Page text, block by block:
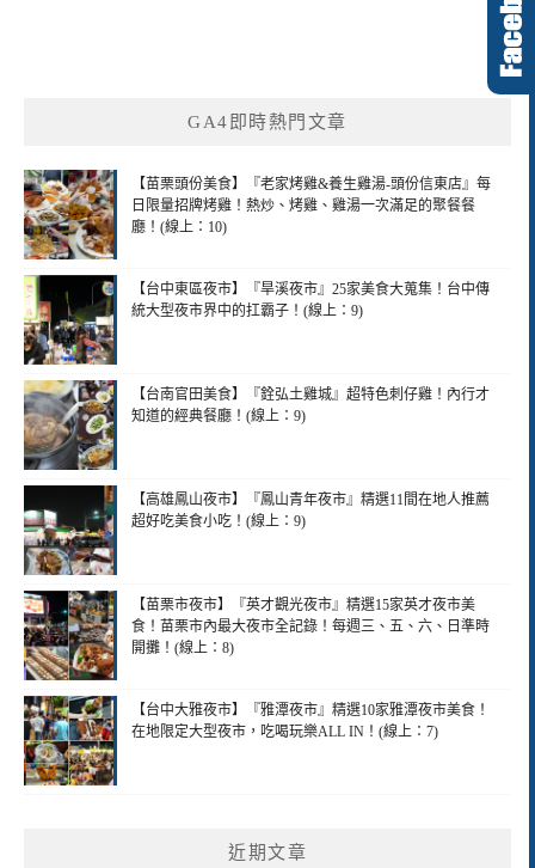
GA4即時熱門文章
【苗栗頭份美食】『老家烤雞&養生雞湯-頭份信東店』每
日限量招牌烤雞！熱炒、烤雞、雞湯一次滿足的聚餐餐
廳！(線上：10)
【台中東區夜市】『旱溪夜市』25家美食大蒐集！台中傳
統大型夜市界中的扛霸子！(線上：9)
【台南官田美食】『銓弘土雞城』超特色刺仔雞！內行才
知道的經典餐廳！(線上：9)
【高雄鳳山夜市】『鳳山青年夜市』精選11間在地人推薦
超好吃美食小吃！(線上：9)
【苗栗市夜市】『英才觀光夜市』精選15家英才夜市美
食！苗栗市內最大夜市全記錄！每週三、五、六、日準時
開攤！(線上：8)
【台中大雅夜市】『雅潭夜市』精選10家雅潭夜市美食！
在地限定大型夜市，吃喝玩樂ALL IN！(線上：7)
近期文章